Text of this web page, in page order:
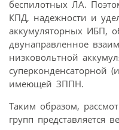
беспилотных ЛА.
КПД, надежности и
аккумуляторных ИБП,
двунаправленное
низковольтной
суперконденсаторной
имеющей ЗППН.
Таким образом,
групп представляется